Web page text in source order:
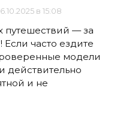
в 15:08
— за
часто ездите
модели
действительно
и не